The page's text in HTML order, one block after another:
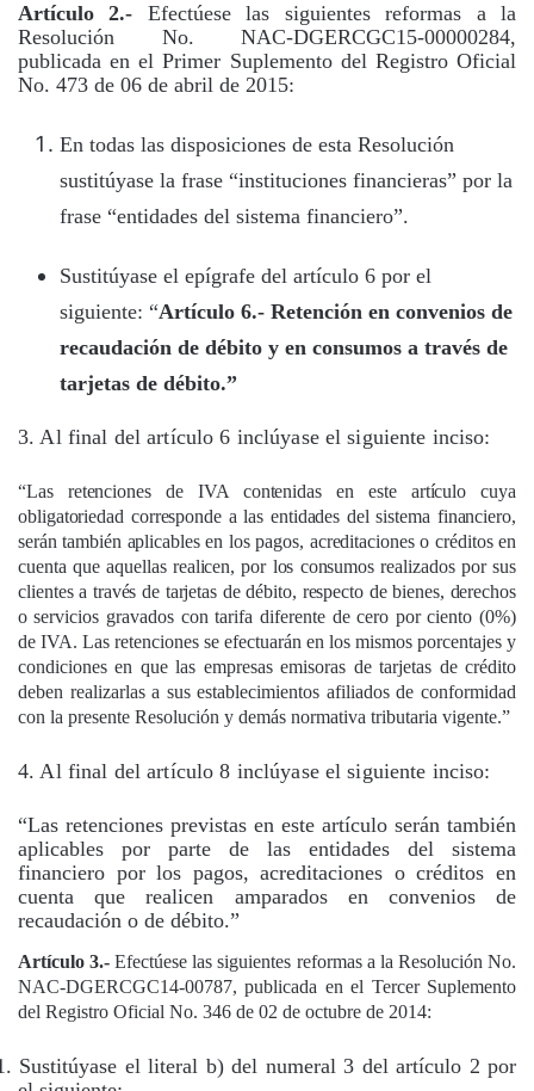
Artículo 2.- Efectúese las siguientes reformas a la
Resolución No. NAC-DGERCGC15-00000284,
publicada en el Primer Suplemento del Registro Oficial
No. 473 de 06 de abril de 2015:
En todas las disposiciones de esta Resolución
sustitúyase la frase “instituciones financieras” por la
frase “entidades del sistema financiero”.
Sustitúyase el epígrafe del artículo 6 por el
siguiente: “Artículo 6.- Retención en convenios de
recaudación de débito y en consumos a través de
tarjetas de débito.”
3. Al final del artículo 6 inclúyase el siguiente inciso:
“Las retenciones de IVA contenidas en este artículo cuya
obligatoriedad corresponde a las entidades del sistema financiero,
serán también aplicables en los pagos, acreditaciones o créditos en
cuenta que aquellas realicen, por los consumos realizados por sus
clientes a través de tarjetas de débito, respecto de bienes, derechos
oservicios gravados con tarifa diferente de cero por ciento (0%)
de IVA. Las retenciones se efectuarán en los mismos porcentajes y
condiciones en que las empresas emisoras de tarjetas de crédito
deben realizarlas a sus establecimientos afiliados de conformidad
con la presente Resolución y demás normativa tributaria vigente.”
4. Al final del artículo 8 inclúyase el siguiente inciso:
“Las retenciones previstas en este artículo serán también
aplicables por parte de las entidades del sistema
financiero por los pagos, acreditaciones o créditos en
cuenta que realicen amparados en convenios de
recaudación o de débito.”
Artículo 3.-Efectúese las siguientes reformas a la Resolución No.
NAC-DGERCGC14-00787, publicada en el Tercer Suplemento
del Registro Oficial No. 346 de 02 de octubre de 2014:
Sustitúyase el literal b) del numeral 3 del artículo 2 por